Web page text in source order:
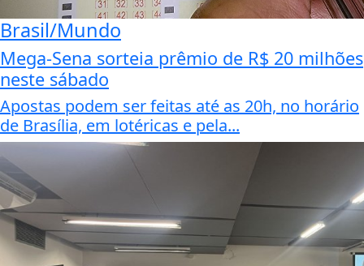
Brasil/Mundo
Mega-Sena sorteia prêmio de R$ 20 milhões
neste sábado
Apostas podem ser feitas até as 20h, no horário
de Brasília, em lotéricas e pela...